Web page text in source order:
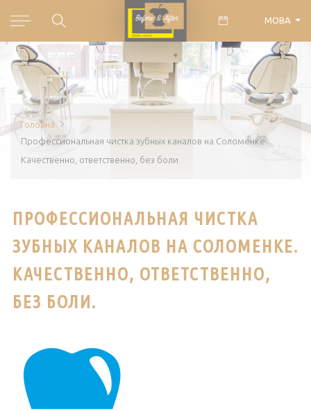
МОВА
Головна
Профессиональная чистка зубных каналов на Соломенке.
Качественно, ответственно, без боли.
ПРОФЕССИОНАЛЬНАЯ ЧИСТКА
ЗУБНЫХ КАНАЛОВ НА СОЛОМЕНКЕ.
КАЧЕСТВЕННО, ОТВЕТСТВЕННО,
БЕЗ БОЛИ.